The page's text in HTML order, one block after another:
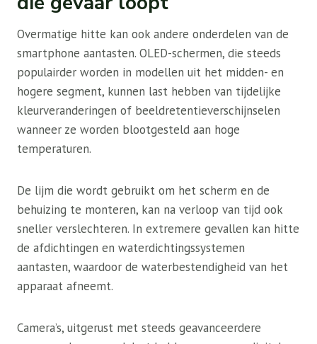
Overmatige hitte kan ook andere onderdelen van de
smartphone aantasten. OLED-schermen, die steeds
populairder worden in modellen uit het midden- en
hogere segment, kunnen last hebben van tijdelijke
kleurveranderingen of beeldretentieverschijnselen
wanneer ze worden blootgesteld aan hoge
temperaturen.
De lijm die wordt gebruikt om het scherm en de
behuizing te monteren, kan na verloop van tijd ook
sneller verslechteren. In extremere gevallen kan hitte
de afdichtingen en waterdichtingssystemen
aantasten, waardoor de waterbestendigheid van het
apparaat afneemt.
Camera’s, uitgerust met steeds geavanceerdere